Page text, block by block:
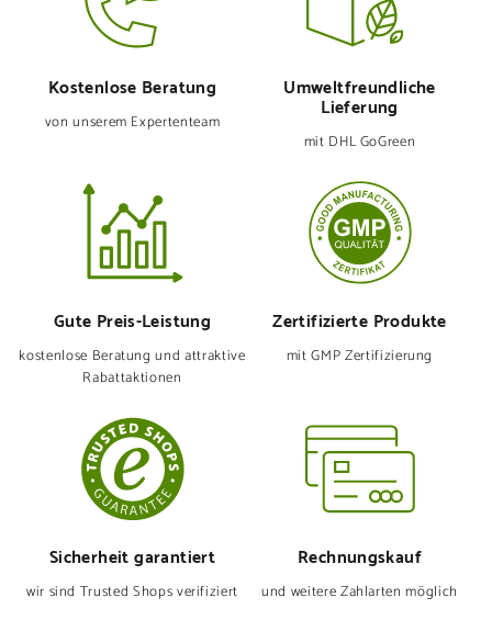
Kostenlose Beratung
von unserem Expertenteam
Umweltfreund­liche
Lieferung
mit DHL GoGreen
Gute Preis-Leistung
kostenlose Beratung und attraktive
Rabattaktionen
Zertifizierte Produkte
mit GMP Zertifizierung
Sicherheit garantiert
wir sind Trusted Shops verifiziert
Rechnungskauf
und weitere Zahlarten möglich